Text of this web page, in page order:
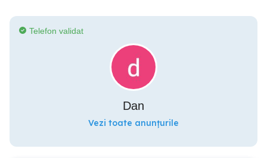
Telefon validat
Dan
Vezi toate anunțurile